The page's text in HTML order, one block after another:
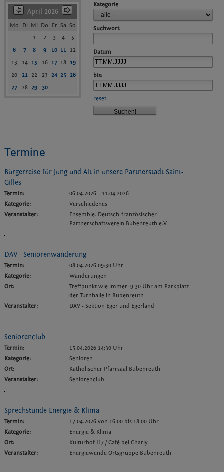
April 2026
Mo Di Mi Do Fr Sa So
1
2 3 4
5
6
7 8 9 10 11 12
13
14 15 16 17 18 19
20
21 22 23 24 25 26
27
28 29 30
Kategorie
Suchwort
Datum
bis:
reset
Termine
Bürgerreise für Jung und Alt in unsere Partnerstadt Saint-
Gilles
Termin: 06.04.2026 – 11.04.2026
Kategorie:
Verschiedenes
Veranstalter:
Ensemble. Deutsch-französischer
Partnerschaftsverein Bubenreuth e.V.
DAV - Seniorenwanderung
Termin:
08.04.2026 09:30 Uhr
Kategorie:
Wanderungen
Ort:
Treffpunkt wie immer: 9:30 Uhr am Parkplatz
der Turnhalle in Bubenreuth
Veranstalter:
DAV - Sektion Eger und Egerland
Seniorenclub
Termin:
15.04.2026 14:30 Uhr
Kategorie:
Senioren
Ort:
Katholischer Pfarrsaal Bubenreuth
Veranstalter:
Seniorenclub
Sprechstunde Energie & Klima
Termin: 17.04.2026 von 16:00 bis 18:00 Uhr
Kategorie:
Energie & Klima
Ort:
Kulturhof H7 / Café bei Charly
Veranstalter:
Energiewende Ortsgruppe Bubenreuth